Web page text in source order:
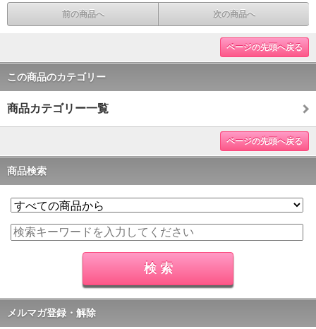
前の商品へ 次の商品へ
ページの先頭へ戻る
この商品のカテゴリー
商品カテゴリー一覧
ページの先頭へ戻る
商品検索
メルマガ登録・解除